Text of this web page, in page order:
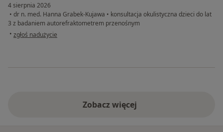
4 sierpnia 2026
• dr n. med. Hanna Grabek-Kujawa • konsultacja okulistyczna dzieci do lat
3 z badaniem autorefraktometrem przenośnym
• w opinii użytkownika Karolina
zgłoś nadużycie
Zobacz więcej